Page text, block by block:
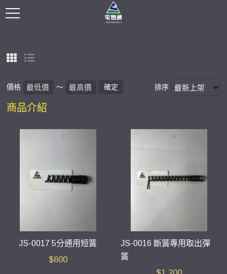
價格 ～ 確定 排序
商品介紹
JS-0017 5分通用短簧
$600
JS-0016 斷簧專用取出彈
簧